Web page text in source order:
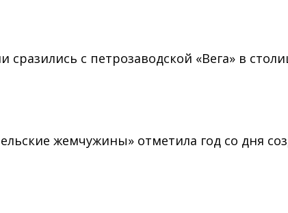
с петрозаводской «Вега» в
жемчужины» отметила год со дня